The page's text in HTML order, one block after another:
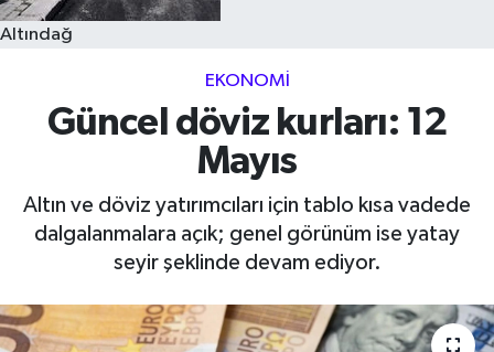
Altındağ
EKONOMI
Güncel döviz kurları: 12
Mayıs
Altın ve döviz yatırımcıları için tablo kısa vadede
dalgalanmalara açık; genel görünüm ise yatay
seyir şeklinde devam ediyor.